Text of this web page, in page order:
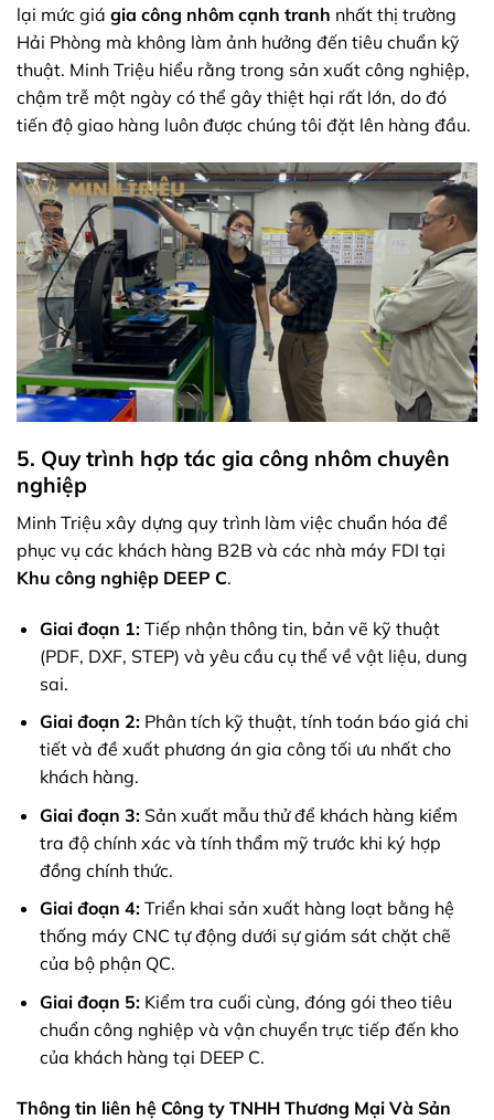
lại mức giá gia công nhôm cạnh tranh nhất thị trường
Hải Phòng mà không làm ảnh hưởng đến tiêu chuẩn kỹ
thuật. Minh Triệu hiểu rằng trong sản xuất công nghiệp,
chậm trễ một ngày có thể gây thiệt hại rất lớn, do đó
tiến độ giao hàng luôn được chúng tôi đặt lên hàng đầu.
5. Quy trình hợp tác gia công nhôm chuyên
nghiệp
Minh Triệu xây dựng quy trình làm việc chuẩn hóa để
phục vụ các khách hàng B2B và các nhà máy FDI tại
Khu công nghiệp DEEP C.
Giai đoạn 1:Tiếp nhận thông tin, bản vẽ kỹ thuật
(PDF, DXF, STEP) và yêu cầu cụ thể về vật liệu, dung
sai.
Giai đoạn 2:Phân tích kỹ thuật, tính toán báo giá chi
tiết và đề xuất phương án gia công tối ưu nhất cho
khách hàng.
Giai đoạn 3:Sản xuất mẫu thử để khách hàng kiểm
tra độ chính xác và tính thẩm mỹ trước khi ký hợp
đồng chính thức.
Giai đoạn 4:Triển khai sản xuất hàng loạt bằng hệ
thống máy CNC tự động dưới sự giám sát chặt chẽ
của bộ phận QC.
Giai đoạn 5:Kiểm tra cuối cùng, đóng gói theo tiêu
chuẩn công nghiệp và vận chuyển trực tiếp đến kho
của khách hàng tại DEEP C.
Thông tin liên hệ Công ty TNHH Thương Mại Và Sản